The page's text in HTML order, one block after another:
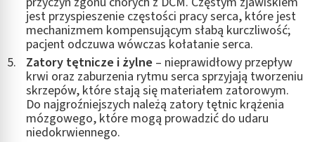
jest przyspieszenie częstości pracy serca, które jest
mechanizmem kompensującym słabą kurczliwość;
pacjent odczuwa wówczas kołatanie serca.
Zatory tętnicze i żylne – nieprawidłowy przepływ
krwi oraz zaburzenia rytmu serca sprzyjają tworzeniu
skrzepów, które stają się materiałem zatorowym.
Do najgroźniejszych należą zatory tętnic krążenia
mózgowego, które mogą prowadzić do udaru
niedokrwiennego.